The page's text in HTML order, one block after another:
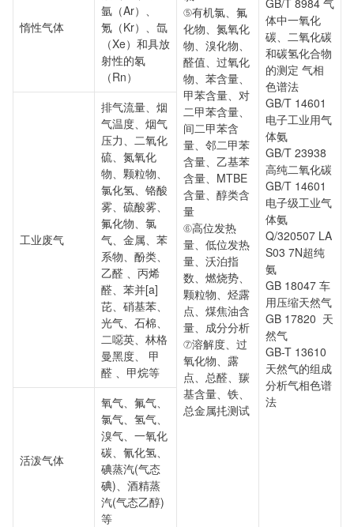
⑤有机氯、氟
化物、氮氧化
物、溴化物、
醛值、过氧化
物、苯含量、
甲苯含量、对
二甲苯含量、
间二甲苯含
量、邻二甲苯
含量、乙基苯
含量、MTBE
含量、醇类含
量
⑥高位发热
量、低位发热
量、沃泊指
数、燃烧势、
颗粒物、烃露
点、煤焦油含
量、成分分析
⑦溶解度、过
氧化物、露
点、总醛、羰
基含量、铁、
总金属扥测试
GB/T 8984 气
体中一氧化
碳、二氧化碳
和碳氢化合物
的测定 气相
色谱法
GB/T 14601
电子工业用气
体氨
GB/T 23938
高纯二氧化碳
GB/T 14601
电子级工业气
体氨
Q/320507 LA
S03 7N超纯
氨
GB 18047 车
用压缩天然气
GB 17820 天
然气
GB-T 13610
天然气的组成
分析气相色谱
法
惰性气体
氩（Ar）、
氪（Kr）、氙
（Xe）和具放
射性的氡
（Rn）
工业废气
排气流量、烟
气温度、烟气
压力、二氧化
硫、氮氧化
物、颗粒物、
氯化氢、铬酸
雾、硫酸雾、
氟化物、氯
气、金属、苯
系物、酚类、
乙醛 、丙烯
醛、苯并[a]
芘、硝基苯、
光气、石棉、
二噁英、林格
曼黑度、 甲
醛 、甲烷等
活泼气体
氧气、氟气、
氯气、氢气、
溴气、一氧化
碳、氰化氢、
碘蒸汽(气态
碘)、酒精蒸
汽(气态乙醇)
等